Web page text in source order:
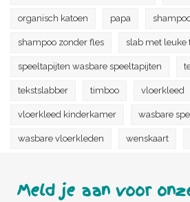
organisch katoen papa
shampoo zonder fles slab met leuke
speeltapijten wasbare speeltapijten
tekstslabber timboo vloerkleed
vloerkleed kinderkamer wasbare
wasbare vloerkleden wenskaart
Meld je aan voor